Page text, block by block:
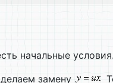
начальные условия.
замену